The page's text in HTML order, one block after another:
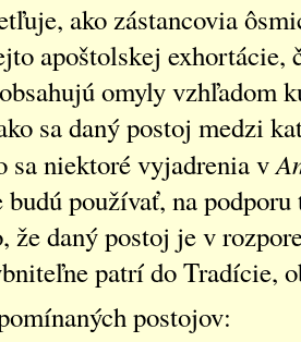
ako zástancovia
apoštolskej exhortácie,
omyly vzhľadom
sa daný postoj medzi
sa niektoré vyjadrenia v
budú používať, na
že daný postoj je v
patrí do Tradície,
postojov: